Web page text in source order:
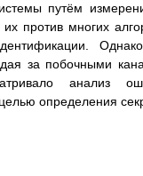
путём
против многих
за побочными
анализ
определения